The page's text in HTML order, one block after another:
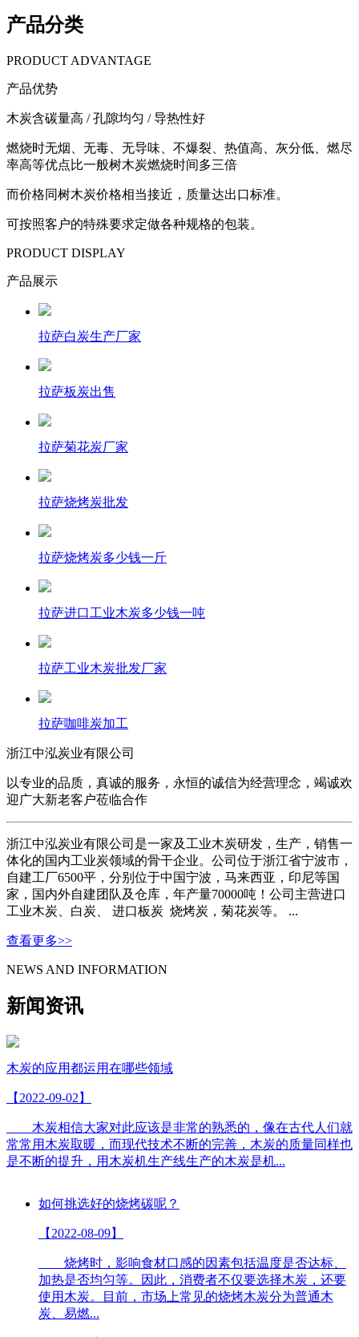
产品分类
PRODUCT ADVANTAGE
产品优势
木炭含碳量高 / 孔隙均匀 / 导热性好
燃烧时无烟、无毒、无导味、不爆裂、热值高、灰分低、燃尽
率高等优点比一般树木炭燃烧时间多三倍
而价格同树木炭价格相当接近，质量达出口标准。
可按照客户的特殊要求定做各种规格的包装。
PRODUCT DISPLAY
产品展示
拉萨白炭生产厂家
拉萨板炭出售
拉萨菊花炭厂家
拉萨烧烤炭批发
拉萨烧烤炭多少钱一斤
拉萨进口工业木炭多少钱一吨
拉萨工业木炭批发厂家
拉萨咖啡炭加工
浙江中泓炭业有限公司
以专业的品质，真诚的服务，永恒的诚信为经营理念，竭诚欢
迎广大新老客户莅临合作
浙江中泓炭业有限公司是一家及工业木炭研发，生产，销售一
体化的国内工业炭领域的骨干企业。公司位于浙江省宁波市，
自建工厂6500平，分别位于中国宁波，马来西亚，印尼等国
家，国内外自建团队及仓库，年产量70000吨！公司主营进口
工业木炭、白炭、 进口板炭 烧烤炭，菊花炭等。 ...
查看更多>>
NEWS AND INFORMATION
新闻资讯
木炭的应用都运用在哪些领域
【2022-09-02】
木炭相信大家对此应该是非常的熟悉的，像在古代人们就
常常用木炭取暖，而现代技术不断的完善，木炭的质量同样也
是不断的提升，用木炭机生产线生产的木炭是机...
如何挑选好的烧烤碳呢？
【2022-08-09】
烧烤时，影响食材口感的因素包括温度是否达标、
加热是否均匀等。因此，消费者不仅要选择木炭，还要
使用木炭。目前，市场上常见的烧烤木炭分为普通木
炭、易燃...